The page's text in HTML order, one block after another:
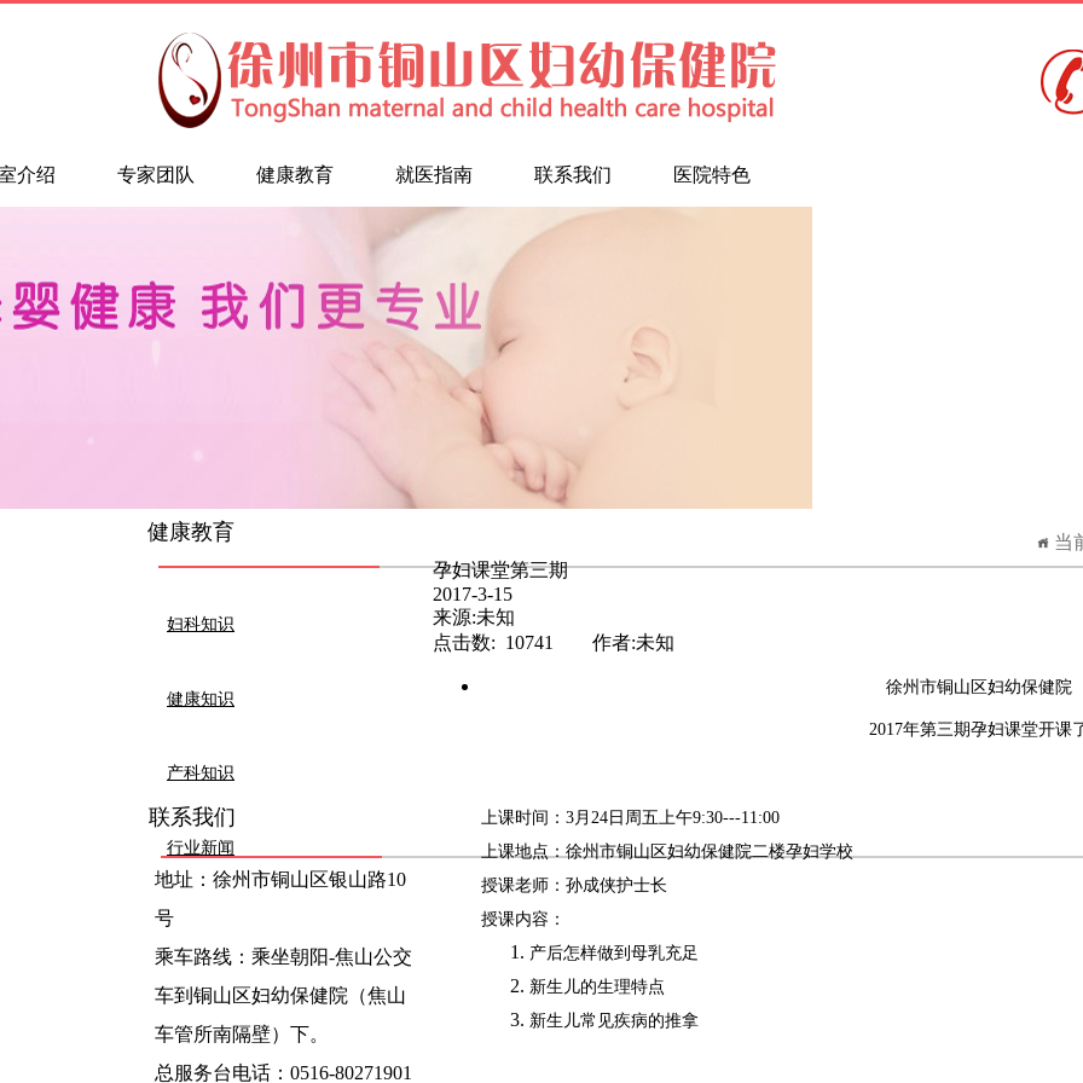
介绍 专家团队 健康教育 就医指南 联系我们 医院特色
健康教育
妇科知识
健康知识
产科知识
行业新闻
联系我们
地址：徐州市铜山区银山路10
号
乘车路线：乘坐朝阳-焦山公交
车到铜山区妇幼保健院（焦山
车管所南隔壁）下。
总服务台电话：0516-80271901
孕妇课堂第三期
2017-3-15
来源:未知
点击数: 10741 作者:未知
徐州市铜山区妇幼保健院
2017年第三期孕妇课堂开课
上课时间：3月 24日周五上午9:30---11:00
上课地点：徐州市铜山区妇幼保健院二楼孕妇学校
授课老师：孙成侠护士长
授课内容：
产后怎样做到母乳充足
新生儿的生理特点
新生儿常见疾病的推拿
当